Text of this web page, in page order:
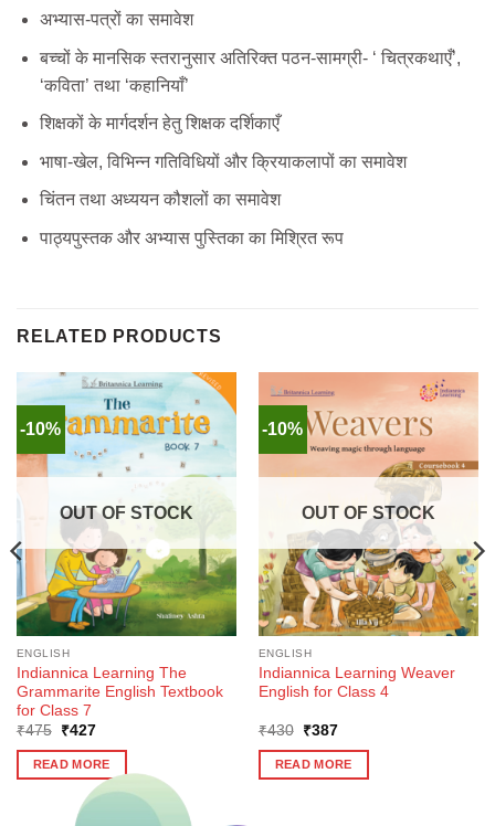
अभ्यास-पत्रों का समावेश
बच्चों के मानसिक स्तरानुसार अतिरिक्त पठन-सामग्री- ‘ चित्रकथाएँ’,
‘कविता’ तथा ‘कहानियाँ’
शिक्षकों के मार्गदर्शन हेतु शिक्षक दर्शिकाएँ
भाषा-खेल, विभिन्न गतिविधियों और क्रियाकलापों का समावेश
चिंतन तथा अध्ययन कौशलों का समावेश
पाठ्यपुस्तक और अभ्यास पुस्तिका का मिश्रित रूप
RELATED PRODUCTS
-10%
OUT OF STOCK
ENGLISH
Indiannica Learning The
Grammarite English Textbook
for Class 7
₹475
Original
was:
₹475.
₹427Current
is:
₹427.
READ MORE
-10%
OUT OF STOCK
ENGLISH
Indiannica Learning Weaver
English for Class 4
₹430
Original
was:
₹430.
₹387Current
is:
₹387.
READ MORE